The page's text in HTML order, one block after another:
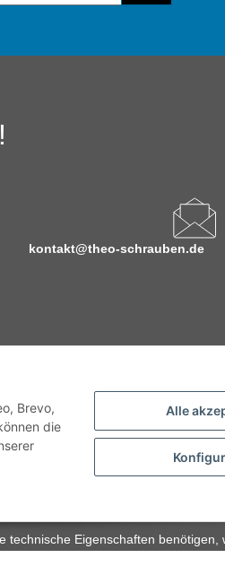
Alle
Brevo,
die
kontakt@theo-schrauben.de
Eigenschaften benötigen,